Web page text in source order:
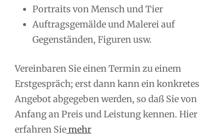
Portraits von Mensch und Tier
Auftragsgemälde und Malerei auf
Gegenständen, Figuren usw.
Vereinbaren Sie einen Termin zu einem
Erstgespräch; erst dann kann ein konkretes
Angebot abgegeben werden, so daß Sie von
Anfang an Preis und Leistung kennen. Hier
erfahren Siemehr